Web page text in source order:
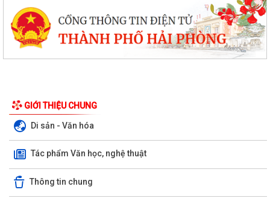
GIỚI THIỆU CHUNG
Di sản - Văn hóa
Tác phẩm Văn học, nghệ thuật
Thông tin chung